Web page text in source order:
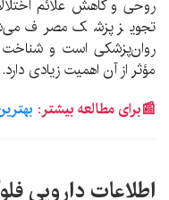
روحی و کاهش علائم
تجویز پزشک مصرف
روان‌پزشکی است و شناخت
مؤثر از آن اهمیت زیادی دارد.
📰برای مطالعه بیشتر:
اطلاعات دارویی